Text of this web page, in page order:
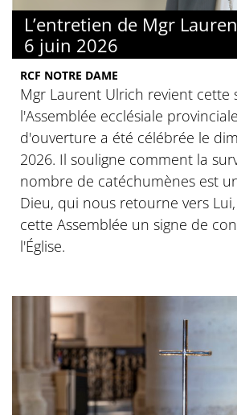
L’entretien de Mgr
6 juin 2026
RCF NOTRE DAME
Mgr Laurent Ulrich revient cette
l'Assemblée ecclésiale
d'ouverture a été célébrée le
2026. Il souligne comment la
nombre de catéchumènes est
Dieu, qui nous retourne vers
cette Assemblée un signe de
l'Église.